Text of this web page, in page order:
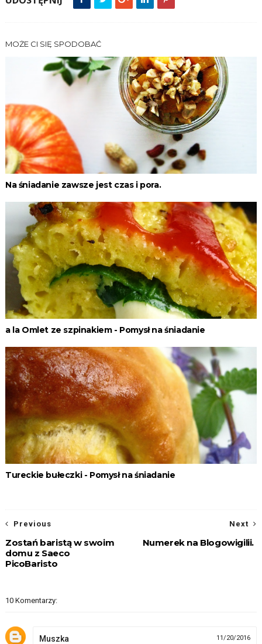
MOŻE CI SIĘ SPODOBAĆ
Na śniadanie zawsze jest czas i pora.
a la Omlet ze szpinakiem - Pomysł na śniadanie
Tureckie bułeczki - Pomysł na śniadanie
Next
Numerek na Blogowigilii.
Previous
Zostań baristą w swoim
domu z Saeco
PicoBaristo
10 Komentarzy:
Muszka 11/20/2016